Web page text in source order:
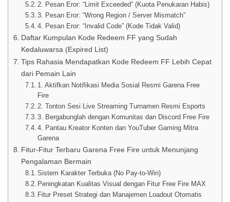
2. Pesan Eror: “Limit Exceeded” (Kuota Penukaran Habis)
3. Pesan Eror: “Wrong Region / Server Mismatch”
4. Pesan Eror: “Invalid Code” (Kode Tidak Valid)
Daftar Kumpulan Kode Redeem FF yang Sudah
Kedaluwarsa (Expired List)
Tips Rahasia Mendapatkan Kode Redeem FF Lebih Cepat
dari Pemain Lain
1. Aktifkan Notifikasi Media Sosial Resmi Garena Free
Fire
2. Tonton Sesi Live Streaming Turnamen Resmi Esports
3. Bergabunglah dengan Komunitas dan Discord Free Fire
4. Pantau Kreator Konten dan YouTuber Gaming Mitra
Garena
Fitur-Fitur Terbaru Garena Free Fire untuk Menunjang
Pengalaman Bermain
Sistem Karakter Terbuka (No Pay-to-Win)
Peningkatan Kualitas Visual dengan Fitur Free Fire MAX
Fitur Preset Strategi dan Manajemen Loadout Otomatis